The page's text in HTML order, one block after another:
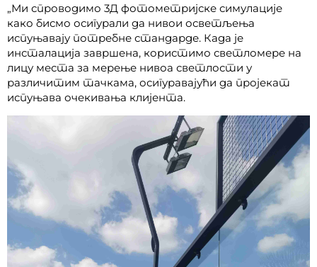
„Ми спроводимо 3Д фотометријске симулације
како бисмо осигурали да нивои осветљења
испуњавају потребне стандарде. Када је
инсталација завршена, користимо светломере на
лицу места за мерење нивоа светлости у
различитим тачкама, осигуравајући да пројекат
испуњава очекивања клијента.